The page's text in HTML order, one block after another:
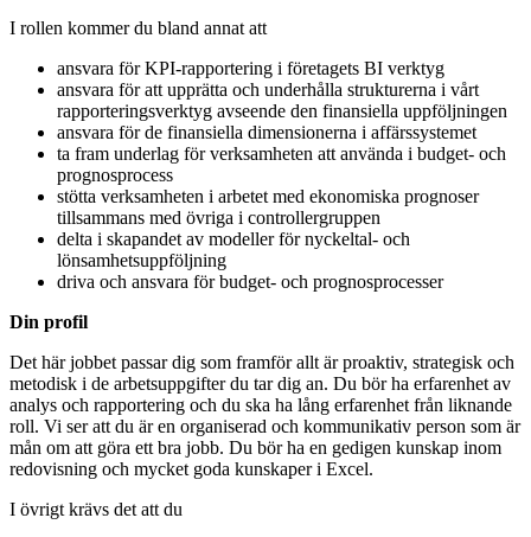
I rollen kommer du bland annat att
ansvara för KPI-rapportering i företagets BI verktyg
ansvara för att upprätta och underhålla strukturerna i vårt
rapporteringsverktyg avseende den finansiella uppföljningen
ansvara för de finansiella dimensionerna i affärssystemet
ta fram underlag för verksamheten att använda i budget- och
prognosprocess
stötta verksamheten i arbetet med ekonomiska prognoser
tillsammans med övriga i controllergruppen
delta i skapandet av modeller för nyckeltal- och
lönsamhetsuppföljning
driva och ansvara för budget- och prognosprocesser
Din profil
Det här jobbet passar dig som framför allt är proaktiv, strategisk och
metodisk i de arbetsuppgifter du tar dig an. Du bör ha erfarenhet av
analys och rapportering och du ska ha lång erfarenhet från liknande
roll. Vi ser att du är en organiserad och kommunikativ person som är
mån om att göra ett bra jobb. Du bör ha en gedigen kunskap inom
redovisning och mycket goda kunskaper i Excel.
I övrigt krävs det att du